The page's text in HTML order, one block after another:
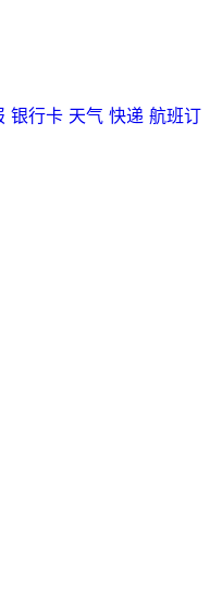
银行卡 天气 快递 航班订